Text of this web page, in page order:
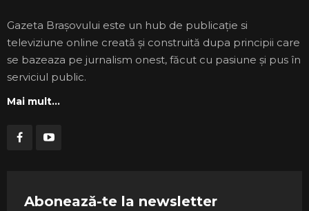
Gazeta Brașovului este un hub de publicație si
televiziune online creată și construită dupa principii care
se bazeaza pe jurnalism onest, făcut cu pasiune și pus în
serviciul public.
Mai mult...
Abonează-te la newsletter